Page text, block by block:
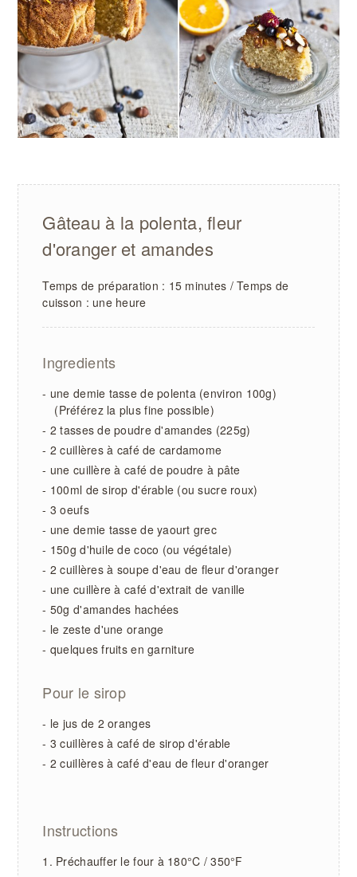
Gâteau à la polenta, fleur
d'oranger et amandes
Temps de préparation : 15 minutes / Temps de
cuisson : une heure
Ingredients
- une demie tasse de polenta (environ 100g)
(Préférez la plus fine possible)
- 2 tasses de poudre d'amandes (225g)
- 2 cuillères à café de cardamome
- une cuillère à café de poudre à pâte
- 100ml de sirop d'érable (ou sucre roux)
- 3 oeufs
- une demie tasse de yaourt grec
- 150g d'huile de coco (ou végétale)
- 2 cuillères à soupe d'eau de fleur d'oranger
- une cuillère à café d'extrait de vanille
- 50g d'amandes hachées
- le zeste d'une orange
- quelques fruits en garniture
Pour le sirop
- le jus de 2 oranges
- 3 cuillères à café de sirop d'érable
- 2 cuillères à café d'eau de fleur d'oranger
Instructions
Préchauffer le four à 180°C / 350°F